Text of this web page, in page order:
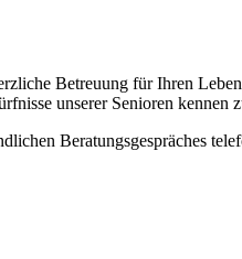
Betreuung für Ihren
unserer Senioren kennen
Beratungsgespräches